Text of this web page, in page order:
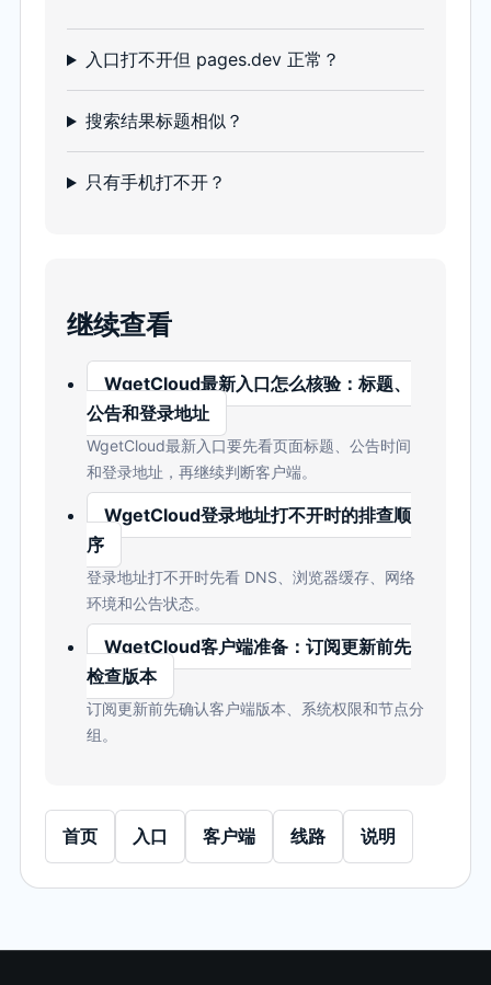
入口打不开但 pages.dev 正常？
搜索结果标题相似？
只有手机打不开？
继续查看
WgetCloud最新入口怎么核验：标题、
公告和登录地址
WgetCloud最新入口要先看页面标题、公告时间
和登录地址，再继续判断客户端。
WgetCloud登录地址打不开时的排查顺
序
登录地址打不开时先看 DNS、浏览器缓存、网络
环境和公告状态。
WgetCloud客户端准备：订阅更新前先
检查版本
订阅更新前先确认客户端版本、系统权限和节点分
组。
首页 入口 客户端 线路 说明